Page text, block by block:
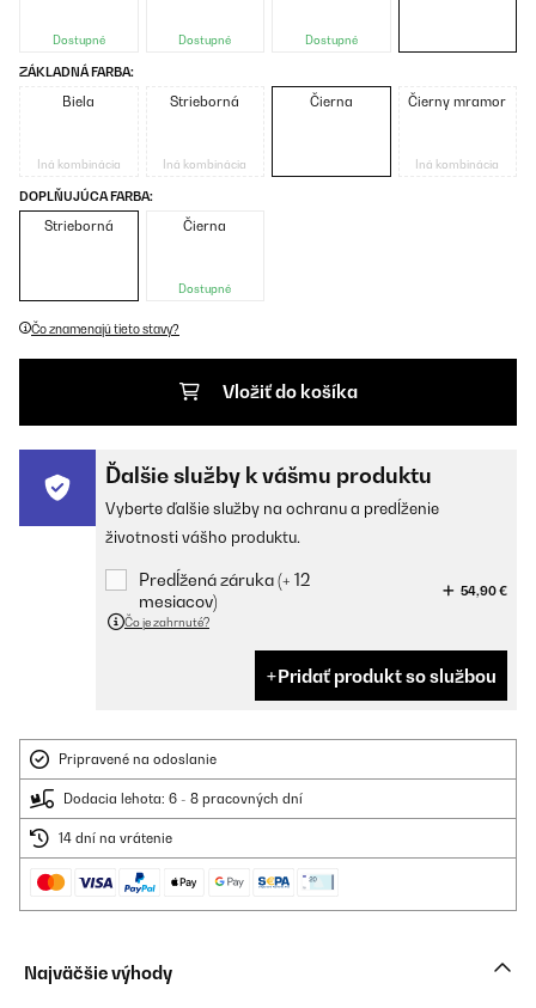
Dostupné Dostupné Dostupné
ZÁKLADNÁ FARBA:
Biela
Iná kombinácia
Strieborná
Iná kombinácia
Čierna Čierny mramor
Iná kombinácia
DOPLŇUJÚCA FARBA:
Strieborná Čierna
Dostupné
Čo znamenajú tieto stavy?
Vložiť do košíka
Ďalšie služby k vášmu produktu
Vyberte ďalšie služby na ochranu a predĺženie
životnosti vášho produktu.
Predĺžená záruka (+ 12
mesiacov)
54,90 €
Čo je zahrnuté?
Pridať produkt so službou
Pripravené na odoslanie
Dodacia lehota: 6 - 8 pracovných dní
14 dní na vrátenie
Najväčšie výhody